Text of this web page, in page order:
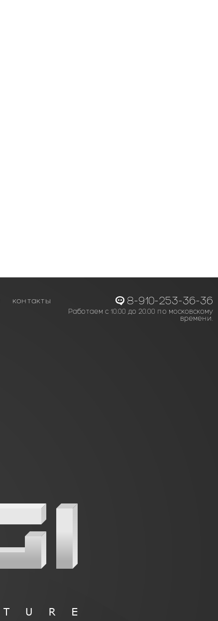
контакты 8-910-253-36-36
Работаем с 10.00 до 20.00 по московскому
времени.